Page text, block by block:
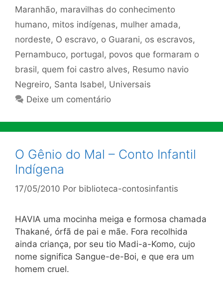
Maranhão, maravilhas do conhecimento
humano, mitos indígenas, mulher amada,
nordeste, O escravo, o Guarani, os escravos,
Pernambuco, portugal, povos que formaram o
brasil, quem foi castro alves, Resumo navio
Negreiro, Santa Isabel, Universais
Deixe um comentário
O Gênio do Mal – Conto Infantil
Indígena
17/05/2010 Por biblioteca-contosinfantis
HAVIA uma mocinha meiga e formosa chamada
Thakané, órfã de pai e mãe. Fora recolhida
ainda criança, por seu tio Madi-a-Komo, cujo
nome significa Sangue-de-Boi, e que era um
homem cruel.